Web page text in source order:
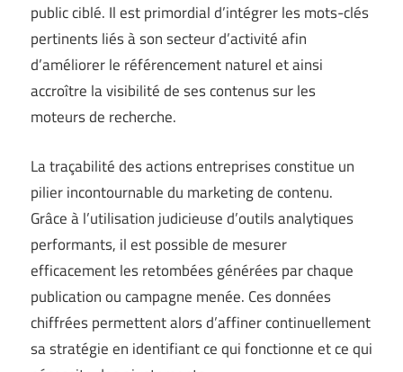
public ciblé. Il est primordial d’intégrer les mots-clés
pertinents liés à son secteur d’activité afin
d’améliorer le référencement naturel et ainsi
accroître la visibilité de ses contenus sur les
moteurs de recherche.
La traçabilité des actions entreprises constitue un
pilier incontournable du marketing de contenu.
Grâce à l’utilisation judicieuse d’outils analytiques
performants, il est possible de mesurer
efficacement les retombées générées par chaque
publication ou campagne menée. Ces données
chiffrées permettent alors d’affiner continuellement
sa stratégie en identifiant ce qui fonctionne et ce qui